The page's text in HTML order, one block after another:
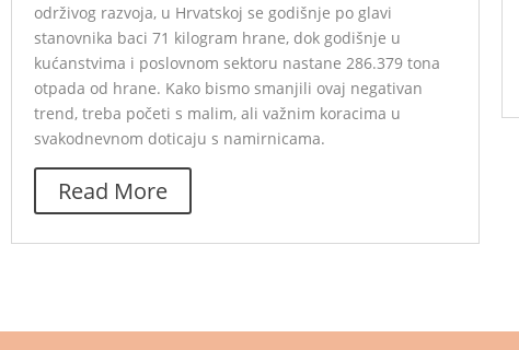
održivog razvoja, u Hrvatskoj se godišnje po glavi
stanovnika baci 71 kilogram hrane, dok godišnje u
kućanstvima i poslovnom sektoru nastane 286.379 tona
otpada od hrane. Kako bismo smanjili ovaj negativan
trend, treba početi s malim, ali važnim koracima u
svakodnevnom doticaju s namirnicama.
Read More